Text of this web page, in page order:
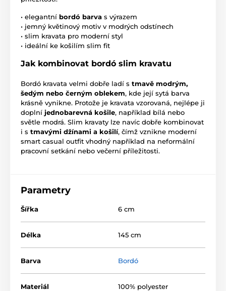
• elegantní bordó barva s výrazem
• jemný květinový motiv v modrých odstínech
• slim kravata pro moderní styl
• ideální ke košilím slim fit
Jak kombinovat bordó slim kravatu
Bordó kravata velmi dobře ladí s tmavě modrým,
šedým nebo černým oblekem, kde její sytá barva
krásně vynikne. Protože je kravata vzorovaná, nejlépe ji
doplní jednobarevná košile, například bílá nebo
světle modrá. Slim kravaty lze navíc dobře kombinovat
i s tmavými džínami a košilí, čímž vznikne moderní
smart casual outfit vhodný například na neformální
pracovní setkání nebo večerní příležitosti.
Parametry
Šířka 6 cm
Délka 145 cm
Barva Bordó
Materiál 100% polyester